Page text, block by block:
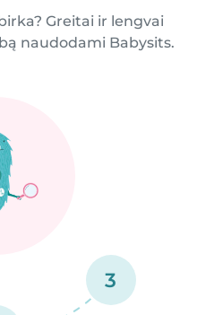
Greitai ir lengvai
naudodami Babysits.
3